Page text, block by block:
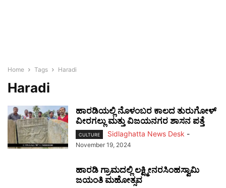
Home Tags Haradi
Haradi
ಹಾರಡಿಯಲ್ಲಿ ನೊಳಂಬರ ಕಾಲದ ತುರುಗೋಳ್
ವೀರಗಲ್ಲು ಮತ್ತು ವಿಜಯನಗರ ಶಾಸನ ಪತ್ತೆ
CULTURE Sidlaghatta News Desk -
November 19, 2024
ಹಾರಡಿ ಗ್ರಾಮದಲ್ಲಿ ಲಕ್ಷ್ಮೀನರಸಿಂಹಸ್ವಾಮಿ
ಜಯಂತಿ ಮಹೋತ್ಸವ